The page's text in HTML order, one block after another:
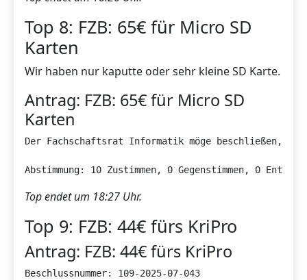
Top 8: FZB: 65€ für Micro SD
Karten
Wir haben nur kaputte oder sehr kleine SD Karte.
Antrag: FZB: 65€ für Micro SD
Karten
Der Fachschaftsrat Informatik möge beschließen,
Abstimmung: 10 Zustimmen, 0 Gegenstimmen, 0
Top endet um 18:27 Uhr.
Top 9: FZB: 44€ fürs KriPro
Antrag: FZB: 44€ fürs KriPro
Beschlussnummer: 109-2025-07-043